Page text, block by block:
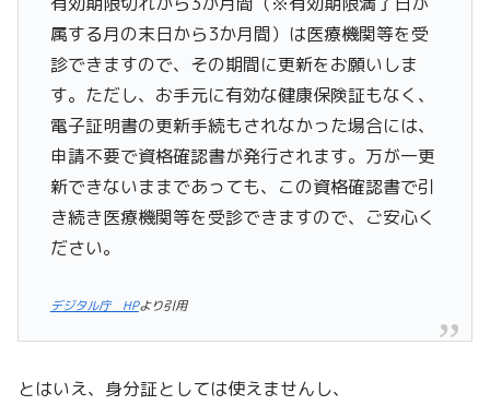
属する月の末日から3か月間）は医療機関等を受
診できますので、その期間に更新をお願いしま
す。ただし、お手元に有効な健康保険証もなく、
電子証明書の更新手続もされなかった場合には、
申請不要で資格確認書が発行されます。万が一更
新できないままであっても、この資格確認書で引
き続き医療機関等を受診できますので、ご安心く
ださい。
デジタル庁 HPより引用
とはいえ、身分証としては使えませんし、